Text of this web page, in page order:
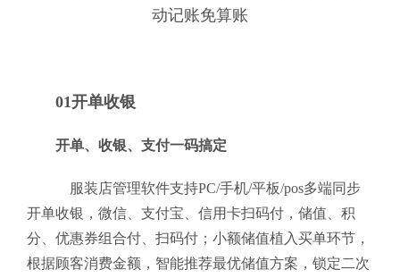
动记账免算账
01开单收银
开单、收银、支付一码搞定
服装店管理软件支持PC/手机/平板/pos多端同步
开单收银，微信、支付宝、信用卡扫码付，储值、积
分、优惠券组合付、扫码付；小额储值植入买单环节，
根据顾客消费金额，智能推荐最优储值方案，锁定二次